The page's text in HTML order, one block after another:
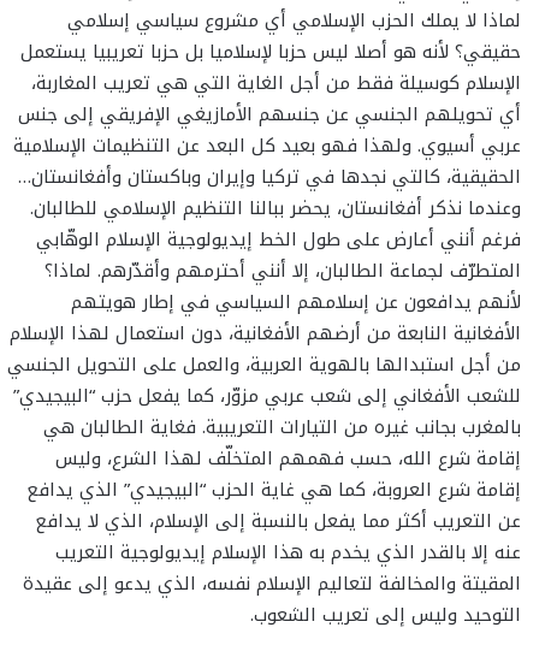
لماذا لا يملك الحزب الإسلامي أي مشروع سياسي إسلامي
حقيقي؟ لأنه هو أصلا ليس حزبا لإسلاميا بل حزبا تعريبيا يستعمل
الإسلام كوسيلة فقط من أجل الغاية التي هي تعريب المغاربة،
أي تحويلهم الجنسي عن جنسهم الأمازيغي الإفريقي إلى جنس
عربي أسيوي. ولهذا فهو بعيد كل البعد عن التنظيمات الإسلامية
الحقيقية، كالتي نجدها في تركيا وإيران وباكستان وأفغانستان…
وعندما نذكر أفغانستان، يحضر ببالنا التنظيم الإسلامي للطالبان.
فرغم أنني أعارض على طول الخط إيديولوجية الإسلام الوهّابي
المتطرّف لجماعة الطالبان، إلا أنني أحترمهم وأقدّرهم. لماذا؟
لأنهم يدافعون عن إسلامهم السياسي في إطار هويتهم
الأفغانية النابعة من أرضهم الأفغانية، دون استعمال لهذا الإسلام
من أجل استبدالها بالهوية العربية، والعمل على التحويل الجنسي
للشعب الأفغاني إلى شعب عربي مزوّر، كما يفعل حزب “البيجيدي”
بالمغرب بجانب غيره من التيارات التعريبية. فغاية الطالبان هي
إقامة شرع الله، حسب فهمهم المتخلّف لهذا الشرع، وليس
إقامة شرع العروبة، كما هي غاية الحزب “البيجيدي” الذي يدافع
عن التعريب أكثر مما يفعل بالنسبة إلى الإسلام، الذي لا يدافع
عنه إلا بالقدر الذي يخدم به هذا الإسلام إيديولوجية التعريب
المقيتة والمخالفة لتعاليم الإسلام نفسه، الذي يدعو إلى عقيدة
التوحيد وليس إلى تعريب الشعوب.